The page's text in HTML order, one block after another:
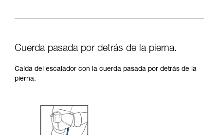
Cuerda pasada por detrás de la pierna.
Caída del escalador con la cuerda pasada por detrás de la
pierna.